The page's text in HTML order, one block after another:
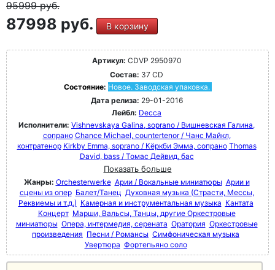
95999руб.
87998 руб. В корзину
Артикул: CDVP 2950970
Состав: 37 CD
Состояние: Новое. Заводская упаковка.
Дата релиза: 29-01-2016
Лейбл: Decca
Исполнители: Vishnevskaya Galina, soprano / Вишневская Галина,
сопрано Chance Michael, countertenor / Чанс Майкл,
контратенор Kirkby Emma, soprano / Кёркби Эмма, сопрано Thomas
David, bass / Томас Дейвид, бас
Показать больше
Жанры: Orchesterwerke Арии / Вокальные миниатюры Арии и
сцены из опер Балет/Танец Духовная музыка (Страсти, Мессы,
Реквиемы и т.д.) Камерная и инструментальная музыка Кантата
Концерт Марши, Вальсы, Танцы, другие Оркестровые
миниатюры Опера, интермедия, серената Оратория Оркестровые
произведения Песни / Романсы Симфоническая музыка
Увертюра Фортепьяно соло